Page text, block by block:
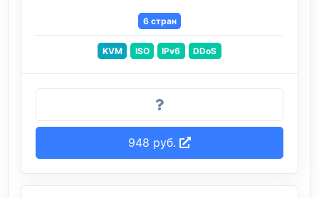
6 стран
KVM ISO IPv6 DDoS
948 руб.